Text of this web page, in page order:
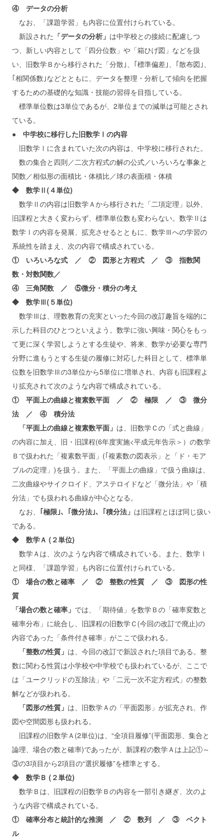
④ データの分析
なお、「課題学習」も内容に位置付けられている。
新設された 「データの分析」 は中学校との接続に配慮しつ
つ、新しい内容として「四分位数」や「箱ひげ図」などを扱
い、旧数学Ｂから移行された「分散｣、｢標準偏差｣、｢散布図｣、
｢相関係数｣などとともに、データを整理・分析して傾向を把握
するための基礎的な知識・技能の習得を目指している。
標準単位数は3単位であるが、2単位までの減単は可能とされ
ている。
● 中学校に移行した旧数学Ⅰの内容
旧数学Ⅰに含まれていた次の内容は、中学校に移行された。
数の集合と四則／二次方程式の解の公式／いろいろな事象と
関数／相似形の面積比・体積比／球の表面積・体積
◆ 数学Ⅱ(４単位)
数学Ⅱの内容は旧数学Ａから移行された「二項定理」以外、
旧課程と大きく変わらず、標準単位数も変わらない。数学Ⅱは
数学Ⅰの内容を発展、拡充させるとともに、数学Ⅲへの学習の
系統性を踏まえ、次の内容で構成されている。
① いろいろな式 ／ ② 図形と方程式 ／ ③ 指数関
数・対数関数／
④ 三角関数 ／ ⑤微分・積分の考え
◆ 数学Ⅲ(５単位)
数学Ⅲは、理数教育の充実といった今回の改訂趣旨を端的に
示した科目のひとつといえよう。数学に強い興味・関心をもっ
て更に深く学習しようとする生徒や、将来、数学が必要な専門
分野に進もうとする生徒の履修に対応した科目として、標準単
位数を旧数学Ⅲの3単位から5単位に増単され、内容も旧課程よ
り拡充されて次のような内容で構成されている。
① 平面上の曲線と複素数平面 ／ ② 極限 ／ ③ 微分
法 ／ ④ 積分法
「平面上の曲線と複素数平面」 は、旧数学Ｃの「式と曲線」
の内容に加え、旧・旧課程(6年度実施<平成元年告示＞）の数学
Ｂで扱われた「複素数平面」(｢複素数の図表示」と「ド・モア
ブルの定理」)を扱う。また、「平面上の曲線」で扱う曲線は、
二次曲線やサイクロイド、アステロイドなど「微分法」や「積
分法」でも扱われる曲線が中心となる。
なお、 ｢極限｣、｢微分法｣、｢積分法」 は旧課程とほぼ同じ扱い
である。
◆ 数学Ａ (２単位)
数学Ａは、次のような内容で構成されている。また、数学Ⅰ
と同様、「課題学習」も内容に位置付けられている。
① 場合の数と確率 ／ ② 整数の性質 ／ ③ 図形の性
質
「場合の数と確率」 では、「期待値」を数学Ｂの「確率変数と
確率分布」に統合し、旧課程の旧数学Ｃ(今回の改訂で廃止)の
内容であった「条件付き確率」がここで扱われる。
「整数の性質」 は、今回の改訂で新設された項目である。整
数に関わる性質は小学校や中学校でも扱われているが、ここで
は「ユークリッドの互除法」や「二元一次不定方程式」の整数
解などが扱われる。
「図形の性質」 は、旧数学Ａの「平面図形」が拡充され、作
図や空間図形も扱われる。
旧課程の旧数学Ａ(2単位)は、“全項目履修”(平面図形、集合と
論理、場合の数と確率)であったが、新課程の数学Ａは上記①～
③の3項目から2項目の“選択履修”を標準とする。
◆ 数学Ｂ (２単位)
数学Ｂは、旧課程の旧数学Ｂの内容を一部引き継ぎ、次のよ
うな内容で構成されている。
① 確率分布と統計的な推測 ／ ② 数列 ／ ③ ベクト
ル